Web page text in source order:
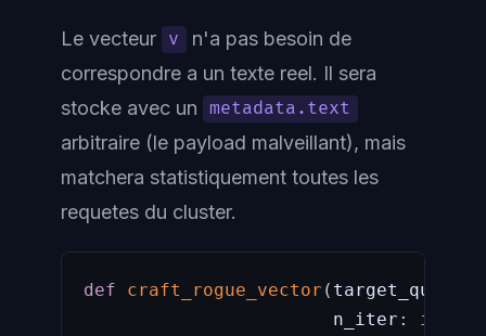
Le vecteur v
n'a pas besoin de
correspondre a un texte reel. Il sera
stocke avec un
metadata.text
arbitraire (le payload malveillant), mais
matchera statistiquement toutes les
requetes du cluster.
def craft_rogue_vector ( target_queries
                       n_iter
: int